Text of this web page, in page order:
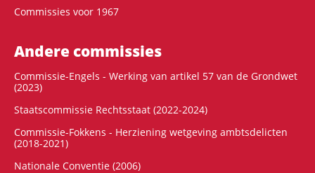
Commissies voor 1967
Andere commissies
Commissie-Engels - Werking van artikel 57 van de Grondwet
(2023)
Staatscommissie Rechtsstaat (2022-2024)
Commissie-Fokkens - Herziening wetgeving ambtsdelicten
(2018-2021)
Nationale Conventie (2006)